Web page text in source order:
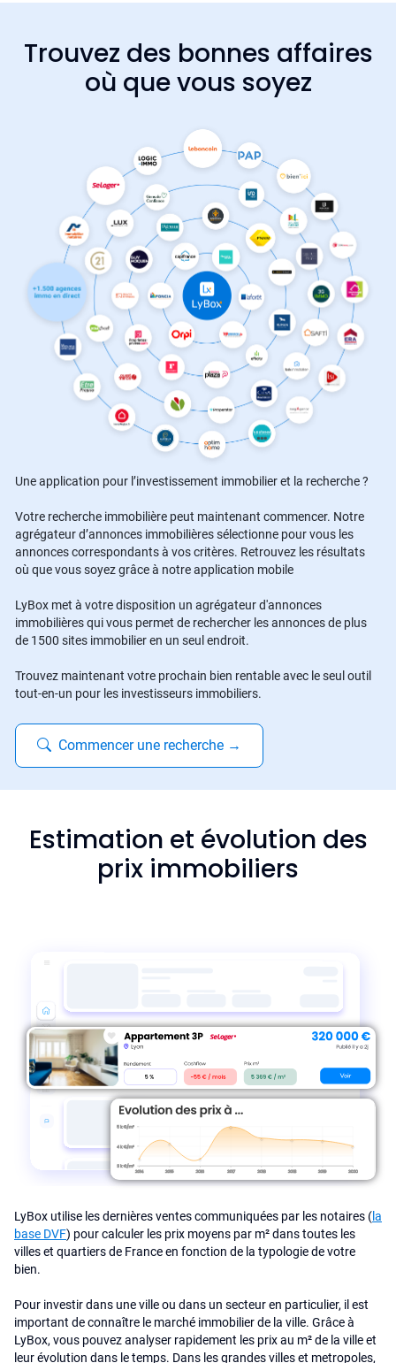
Trouvez des bonnes affaires
où que vous soyez
Une application pour l’investissement immobilier et la recherche ?
Votre recherche immobilière peut maintenant commencer. Notre
agrégateur d’annonces immobilières sélectionne pour vous les
annonces correspondants à vos critères. Retrouvez les résultats
où que vous soyez grâce à notre application mobile
LyBox met à votre disposition un agrégateur d'annonces
immobilières qui vous permet de rechercher les annonces de plus
de 1500 sites immobilier en un seul endroit.
Trouvez maintenant votre prochain bien rentable avec le seul outil
tout-en-un pour les investisseurs immobiliers.
Commencer une recherche →
Estimation et évolution des
prix immobiliers
LyBox utilise les dernières ventes communiquées par les notaires (la
base DVF) pour calculer les prix moyens par m² dans toutes les
villes et quartiers de France en fonction de la typologie de votre
bien.
Pour investir dans une ville ou dans un secteur en particulier, il est
important de connaître le marché immobilier de la ville. Grâce à
LyBox, vous pouvez analyser rapidement les prix au m² de la ville et
leur évolution dans le temps. Dans les grandes villes et metropoles,